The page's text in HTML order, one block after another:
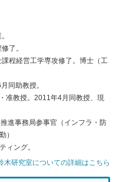
了。
程経営工学専攻修了。博士（工
同助教授。
准教授。2011年4月同教授、現
進事務局参事官（インフラ・防
）
ィング。
研究室についての詳細はこちら